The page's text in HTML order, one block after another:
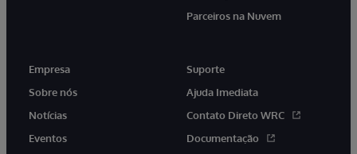
Parceiros na Nuvem
Empresa
Sobre nós
Notícias
Eventos
Suporte
Ajuda Imediata
Contato Direto WRC
Documentação